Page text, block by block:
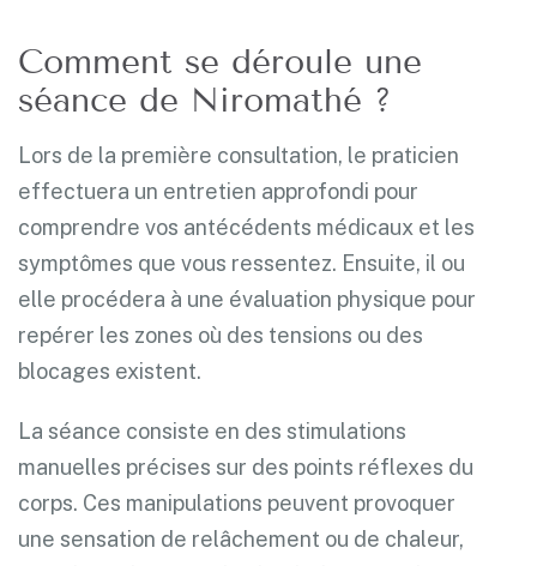
Comment se déroule une
séance de Niromathé ?
Lors de la première consultation, le praticien
effectuera un entretien approfondi pour
comprendre vos antécédents médicaux et les
symptômes que vous ressentez. Ensuite, il ou
elle procédera à une évaluation physique pour
repérer les zones où des tensions ou des
blocages existent.
La séance consiste en des stimulations
manuelles précises sur des points réflexes du
corps. Ces manipulations peuvent provoquer
une sensation de relâchement ou de chaleur,